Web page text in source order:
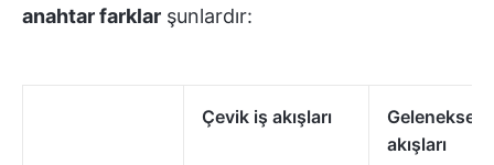
anahtar farklar şunlardır:
Çevik iş akışları
Geleneksel
akışları